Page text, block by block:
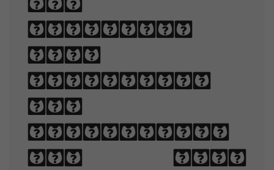
appealing
when
displayed.
The
arrangement
of type